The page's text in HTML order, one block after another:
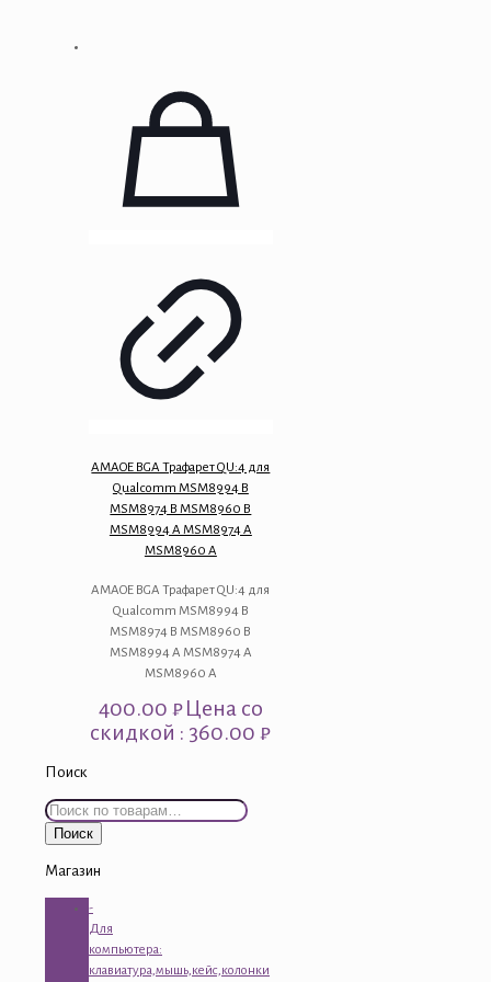
AMAOE BGA Трафарет QU:4 для
Qualcomm MSM8994 B
MSM8974 B MSM8960 B
MSM8994 A MSM8974 A
MSM8960 A
AMAOE BGA Трафарет QU:4 для
Qualcomm MSM8994 B
MSM8974 B MSM8960 B
MSM8994 A MSM8974 A
MSM8960 A
400.00 ₽Цена со
скидкой : 360.00 ₽
Поиск
Искать:
Поиск
Магазин
-
Для
компьютера:
клавиатура,мышь,кейс,колонки